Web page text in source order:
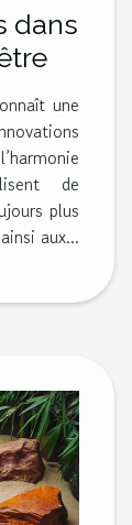
dans
une
de
plus
aux...